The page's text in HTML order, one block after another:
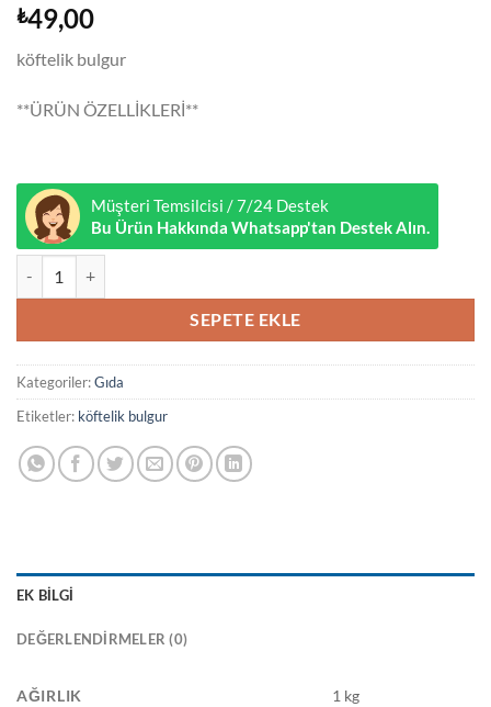
₺49,00
köftelik bulgur
**ÜRÜN ÖZELLİKLERİ**
Müşteri Temsilcisi / 7/24 Destek
Bu Ürün Hakkında Whatsapp'tan Destek Alın.
SEPETE EKLE
Kategoriler:Gıda
Etiketler: köftelik bulgur
EK BILGI
DEĞERLENDIRMELER (0)
AĞIRLIK 1 kg